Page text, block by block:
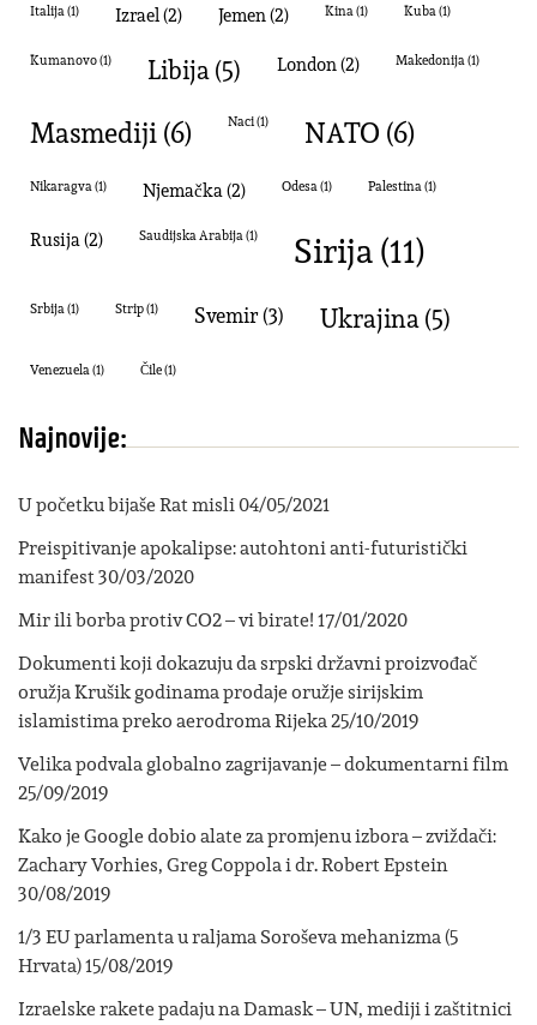
Italija(1) izrael(2) Jemen(2) kina(1) Kuba(1)
Kumanovo(1) Libija(5) London(2) Makedonija(1)
masmediji(6) naci(1) NATO(6)
Nikaragva(1) Njemačka(2) Odesa(1) palestina(1)
Rusija(2) Saudijska Arabija(1) Sirija(11)
Srbija(1) strip(1) svemir(3) Ukrajina(5)
Venezuela(1) Čile(1)
Najnovije:
U početku bijaše Rat misli04/05/2021
Preispitivanje apokalipse: autohtoni anti-futuristički
manifest30/03/2020
Mir ili borba protiv CO2 – vi birate!17/01/2020
Dokumenti koji dokazuju da srpski državni proizvođač
oružja Krušik godinama prodaje oružje sirijskim
islamistima preko aerodroma Rijeka25/10/2019
Velika podvala globalno zagrijavanje – dokumentarni film
25/09/2019
Kako je Google dobio alate za promjenu izbora – zviždači:
Zachary Vorhies, Greg Coppola i dr. Robert Epstein
30/08/2019
1/3 EU parlamenta u raljama Soroševa mehanizma (5
Hrvata)15/08/2019
Izraelske rakete padaju na Damask – UN, mediji i zaštitnici